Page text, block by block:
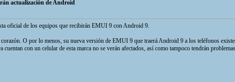
actualización de Android
oficial de los equipos que recibirán EMUI 9 con Android 9.
O por lo menos, su nueva versión de EMUI 9 que traerá Android 9 a los teléfonos
con un celular de esta marca no se verán afectados, así como tampoco tendrán